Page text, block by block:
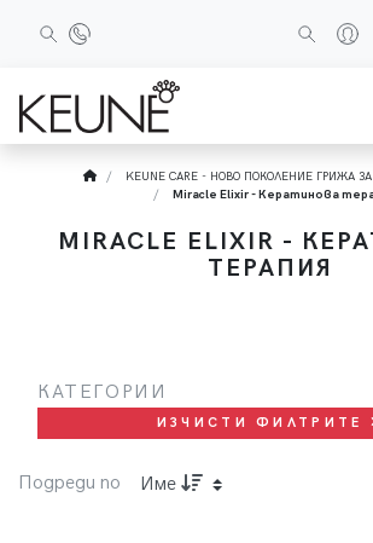
KEUNE CARE - НОВО ПОКОЛЕНИЕ ГРИЖА
Miracle Elixir - Кератинова
MIRACLE ELIXIR -
ТЕРАПИЯ
КАТЕГОРИИ
ИЗЧИСТИ ФИЛТРИТЕ
Подреди по Име